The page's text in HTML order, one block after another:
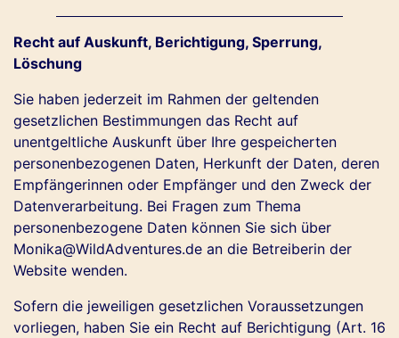
Recht auf Auskunft, Berichtigung, Sperrung,
Löschung
Sie haben jederzeit im Rahmen der geltenden
gesetzlichen Bestimmungen das Recht auf
unentgeltliche Auskunft über Ihre gespeicherten
personenbezogenen Daten, Herkunft der Daten, deren
Empfängerinnen oder Empfänger und den Zweck der
Datenverarbeitung. Bei Fragen zum Thema
personenbezogene Daten können Sie sich über
Monika@WildAdventures.de an die Betreiberin der
Website wenden.
Sofern die jeweiligen gesetzlichen Voraussetzungen
vorliegen, haben Sie ein Recht auf Berichtigung (Art. 16